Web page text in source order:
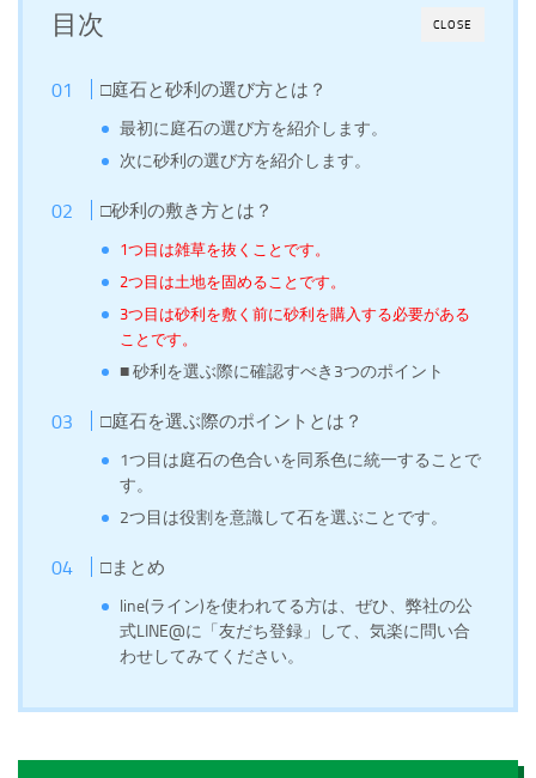
CLOSE
目次
□庭石と砂利の選び方とは？
最初に庭石の選び方を紹介します。
次に砂利の選び方を紹介します。
□砂利の敷き方とは？
1つ目は雑草を抜くことです。
2つ目は土地を固めることです。
3つ目は砂利を敷く前に砂利を購入する必要がある
ことです。
■ 砂利を選ぶ際に確認すべき3つのポイント
□庭石を選ぶ際のポイントとは？
1つ目は庭石の色合いを同系色に統一することで
す。
2つ目は役割を意識して石を選ぶことです。
□まとめ
line(ライン)を使われてる方は、ぜひ、弊社の公
式LINE@に「友だち登録」して、気楽に問い合
わせしてみてください。